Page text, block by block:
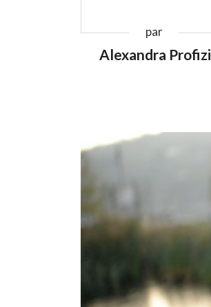
par
Alexandra Profizi